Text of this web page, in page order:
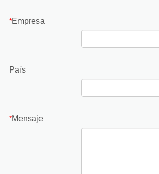
*Empresa
País
*Mensaje